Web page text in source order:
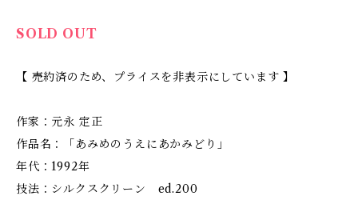
SOLD OUT
【 売約済のため、プライスを非表示にしています 】
作家：元永 定正
作品名：「あみめのうえにあかみどり」
年代：1992年
技法：シルクスクリーン ed.200